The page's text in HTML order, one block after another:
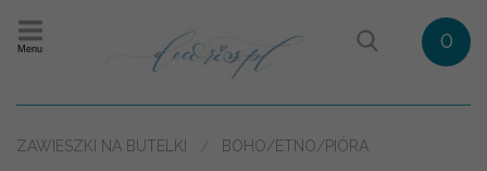
Menu 0
ZAWIESZKI NA BUTELKI BOHO/ETNO/PIÓRA